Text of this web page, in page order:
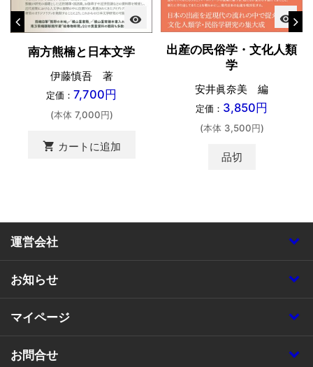
visibility
南方熊楠と日本文学
伊藤慎吾 著
定価： 7,700円
(本体 7,000円)
shopping_cart カートに追加
visibility
出産の民俗学・文化人類
学
安井眞奈美 編
定価： 3,850円
(本体 3,500円)
品切
運営会社
お知らせ
マイページ
お問合せ